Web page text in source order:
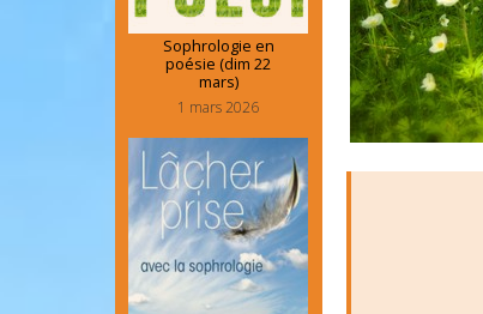
Sophrologie en
poésie (dim 22
mars)
1 mars 2026